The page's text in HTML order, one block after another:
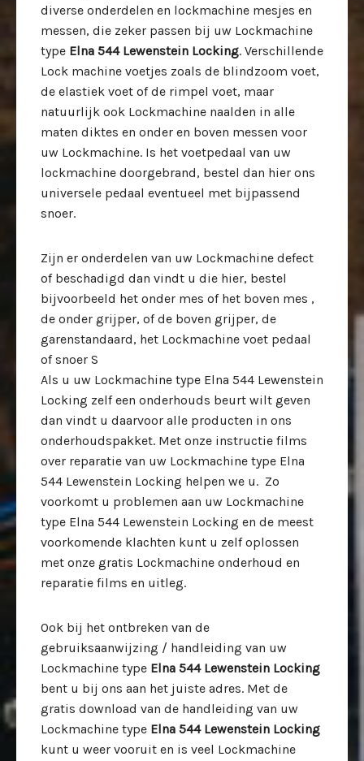
diverse onderdelen en lockmachine mesjes en
messen, die zeker passen bij uw Lockmachine
type Elna 544 Lewenstein Locking. Verschillende
Lock machine voetjes zoals de blindzoom voet,
de elastiek voet of de rimpel voet, maar
natuurlijk ook Lockmachine naalden in alle
maten diktes en onder en boven messen voor
uw Lockmachine. Is het voetpedaal van uw
lockmachine doorgebrand, bestel dan hier ons
universele pedaal eventueel met bijpassend
snoer.
Zijn er onderdelen van uw Lockmachine defect
of beschadigd dan vindt u die hier, bestel
bijvoorbeeld het onder mes of het boven mes ,
de onder grijper, of de boven grijper, de
garenstandaard, het Lockmachine voet pedaal
of snoer S
Als u uw Lockmachine type Elna 544 Lewenstein
Locking zelf een onderhouds beurt wilt geven
dan vindt u daarvoor alle producten in ons
onderhoudspakket. Met onze instructie films
over reparatie van uw Lockmachine type Elna
544 Lewenstein Locking helpen we u. Zo
voorkomt u problemen aan uw Lockmachine
type Elna 544 Lewenstein Locking en de meest
voorkomende klachten kunt u zelf oplossen
met onze gratis Lockmachine onderhoud en
reparatie films en uitleg.
Ook bij het ontbreken van de
gebruiksaanwijzing / handleiding van uw
Lockmachine type Elna 544 Lewenstein Locking
bent u bij ons aan het juiste adres. Met de
gratis download van de handleiding van uw
Lockmachine type Elna 544 Lewenstein Locking
kunt u weer vooruit en is veel Lockmachine